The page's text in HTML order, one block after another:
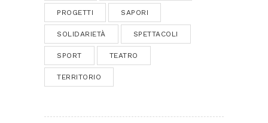
PROGETTI SAPORI
SOLIDARIETÀ SPETTACOLI
SPORT TEATRO
TERRITORIO